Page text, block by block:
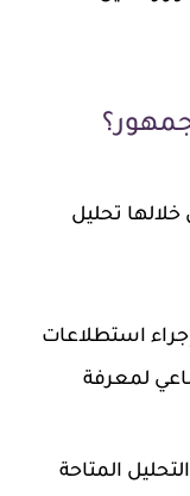
تحليل
استطلاعات
لمعرفة
المتاحة